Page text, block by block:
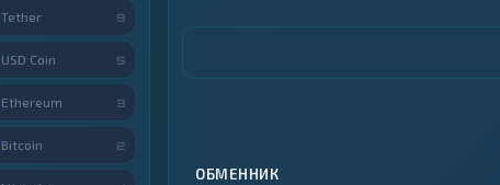
ОБМЕННИК
Tether 9
USD Coin 5
Ethereum 3
Bitcoin 2